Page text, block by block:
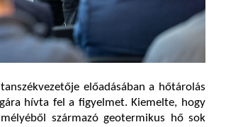
előadásában a hőtárolás
hívta fel a figyelmet. Kiemelte, hogy
származó geotermikus hő sok